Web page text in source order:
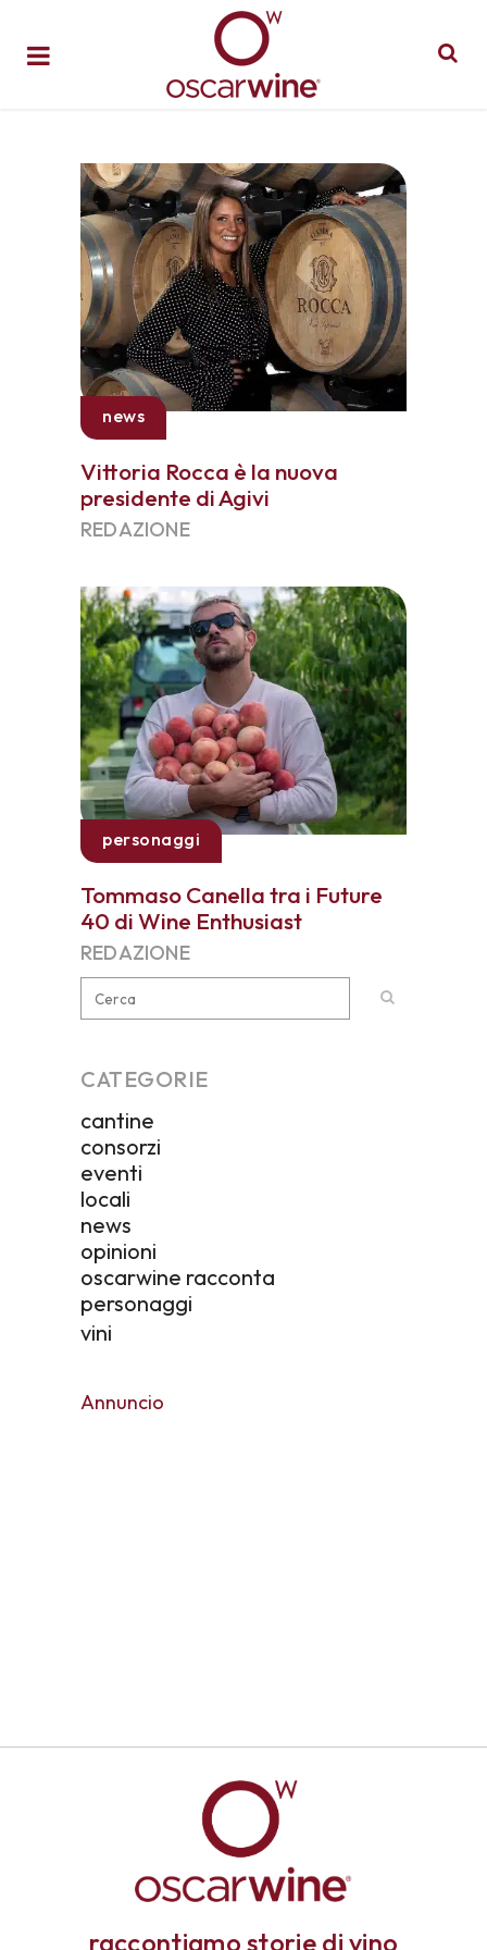
news
Vittoria Rocca è la nuova
presidente di Agivi
REDAZIONE
personaggi
Tommaso Canella tra i Future
40 di Wine Enthusiast
REDAZIONE
CATEGORIE
cantine
consorzi
eventi
locali
news
opinioni
oscarwine racconta
personaggi
vini
Annuncio
raccontiamo storie di vino